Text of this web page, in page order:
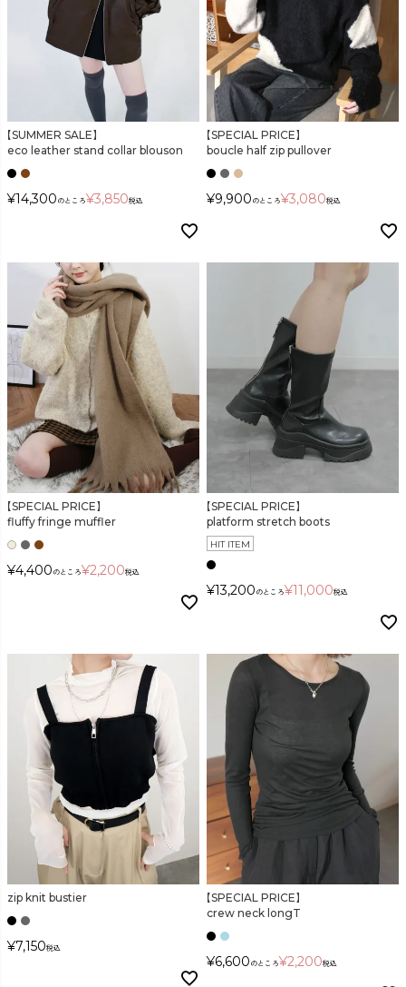
【SUMMER SALE】
eco leather stand collar blouson
¥14,300 のところ¥3,850税込
【SPECIAL PRICE】
boucle half zip pullover
¥9,900 のところ¥3,080税込
【SPECIAL PRICE】
fluffy fringe muffler
¥4,400 のところ¥2,200税込
【SPECIAL PRICE】
platform stretch boots
HIT ITEM
¥13,200 のところ¥11,000税込
zip knit bustier
¥7,150税込
【SPECIAL PRICE】
crew neck longT
¥6,600 のところ¥2,200税込